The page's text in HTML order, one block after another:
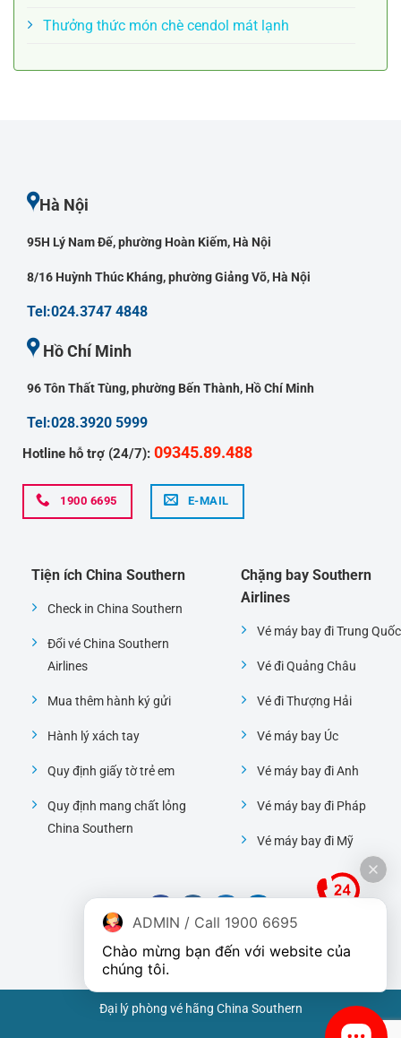
Thưởng thức món chè cendol mát lạnh
Hà Nội
95H Lý Nam Đế, phường Hoàn Kiếm, Hà Nội
8/16 Huỳnh Thúc Kháng, phường Giảng Võ, Hà Nội
Tel:024.3747 4848
Hồ Chí Minh
96 Tôn Thất Tùng, phường Bến Thành, Hồ Chí Minh
Tel:028.3920 5999
Hotline hỗ trợ (24/7): 09345.89.488
1900 6695 E-MAIL
Tiện ích China Southern
Check in China Southern
Đổi vé China Southern
Airlines
Mua thêm hành ký gửi
Hành lý xách tay
Quy định giấy tờ trẻ em
Quy định mang chất lỏng
China Southern
Chặng bay Southern
Airlines
Vé máy bay đi Trung Quốc
Vé đi Quảng Châu
Vé đi Thượng Hải
Vé máy bay Úc
Vé máy bay đi Anh
Vé máy bay đi Pháp
Vé máy bay đi Mỹ
Đại lý phòng vé hãng China Southern
ADMIN / Call 1900 6695
Chào mừng bạn đến với website của
chúng tôi.